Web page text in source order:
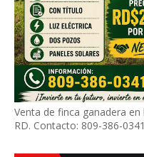
Venta de finca ganadera
RD. Contacto: 809-386-